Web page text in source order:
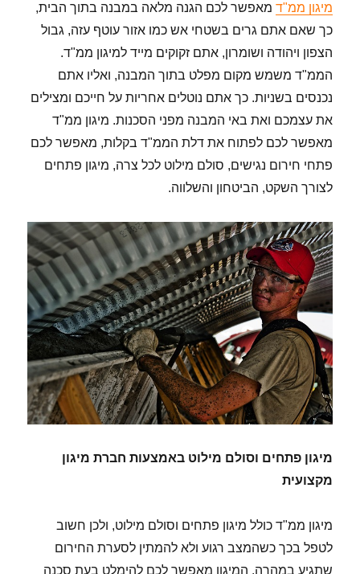
מיגון ממ"ד מאפשר לכם הגנה מלאה במבנה בתוך הבית,
כך שאם אתם גרים בשטחי אש כמו אזור עוטף עזה, גבול
הצפון ויהודה ושומרון, אתם זקוקים מייד למיגון ממ"ד.
הממ"ד משמש מקום מפלט בתוך המבנה, ואליו אתם
נכנסים בשניות. כך אתם נוטלים אחריות על חייכם ומצילים
את עצמכם ואת באי המבנה מפני הסכנות. מיגון ממ"ד
מאפשר לכם לפתוח את דלת הממ"ד בקלות, מאפשר לכם
פתחי חירום נגישים, סולם מילוט לכל צרה, מיגון פתחים
לצורך השקט, הביטחון והשלווה.
מיגון פתחים וסולם מילוט באמצעות חברת מיגון
מקצועית
מיגון ממ"ד כולל מיגון פתחים וסולם מילוט, ולכן חשוב
לטפל בכך כשהמצב רגוע ולא להמתין לסערת החירום
שתגיע במהרה. המיגון מאפשר לכם להימלט בעת סכנה